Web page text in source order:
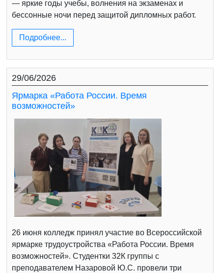
— яркие годы учебы, волнения на экзаменах и
бессонные ночи перед защитой дипломных работ.
Подробнее...
29/06/2026
Ярмарка «Работа России. Время
возможностей»
26 июня колледж принял участие во Всероссийской
ярмарке трудоустройства «Работа России. Время
возможностей». Студентки 32К группы с
преподавателем Назаровой Ю.С. провели три